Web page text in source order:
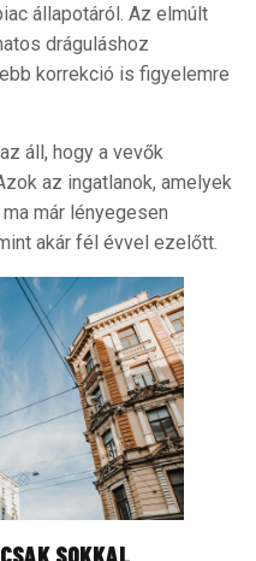
állapotáról. Az elmúlt
dráguláshoz
korrekció is figyelemre
áll, hogy a vevők
az ingatlanok, amelyek
már lényegesen
akár fél évvel ezelőtt.
SOKKAL